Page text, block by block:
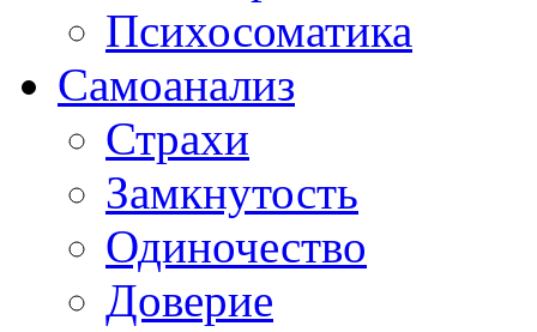
Психосоматика
Самоанализ
Страхи
Замкнутость
Одиночество
Доверие